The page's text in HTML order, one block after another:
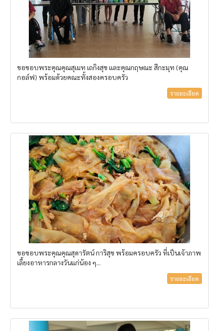
ขอขอบพระคุณคุณสุเมท เถกิงสุข และคุณกฤษณะ สีกะมุท (คุณ
กอล์ฟ) พร้อมด้วยคณะทั้งสองครอบครัว
รายละเอียด
ขอขอบพระคุณคุณสุดารัตน์ การิสุข พร้อมครอบครัว ที่เป็นเจ้าภาพ
เลี้ยงอาหารกลางวันแก่น้อง ๆ...
รายละเอียด